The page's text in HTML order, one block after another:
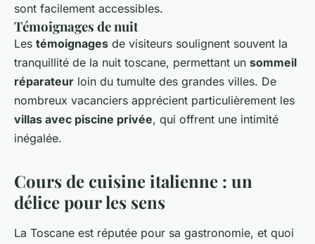
sont facilement accessibles.
Témoignages de nuit
Les témoignages de visiteurs soulignent souvent la
tranquillité de la nuit toscane, permettant un sommeil
réparateur loin du tumulte des grandes villes. De
nombreux vacanciers apprécient particulièrement les
villas avec piscine privée, qui offrent une intimité
inégalée.
Cours de cuisine italienne : un
délice pour les sens
La Toscane est réputée pour sa gastronomie, et quoi